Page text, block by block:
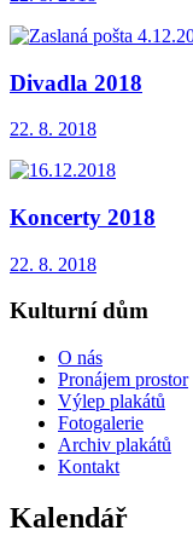
Divadla 2018
22. 8. 2018
Koncerty 2018
22. 8. 2018
Kulturní dům
O nás
Pronájem prostor
Výlep plakátů
Fotogalerie
Archiv plakátů
Kontakt
Kalendář